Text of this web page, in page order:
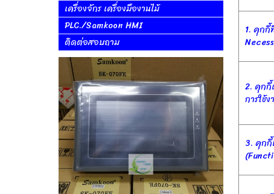
1. คุก
2. คุกกี้
การใช้
3. คุกกี้
เครื่องจักร เครื่องมืองานไม้
PLC./Samkoon HMI
ติดต่อสอบถาม